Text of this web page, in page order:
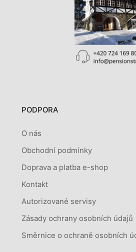
PODPORA
O nás
Obchodní podmínky
Doprava a platba e-shop
Kontakt
Autorizované servisy
Zásady ochrany osobních údajů
Směrnice o ochraně osobních